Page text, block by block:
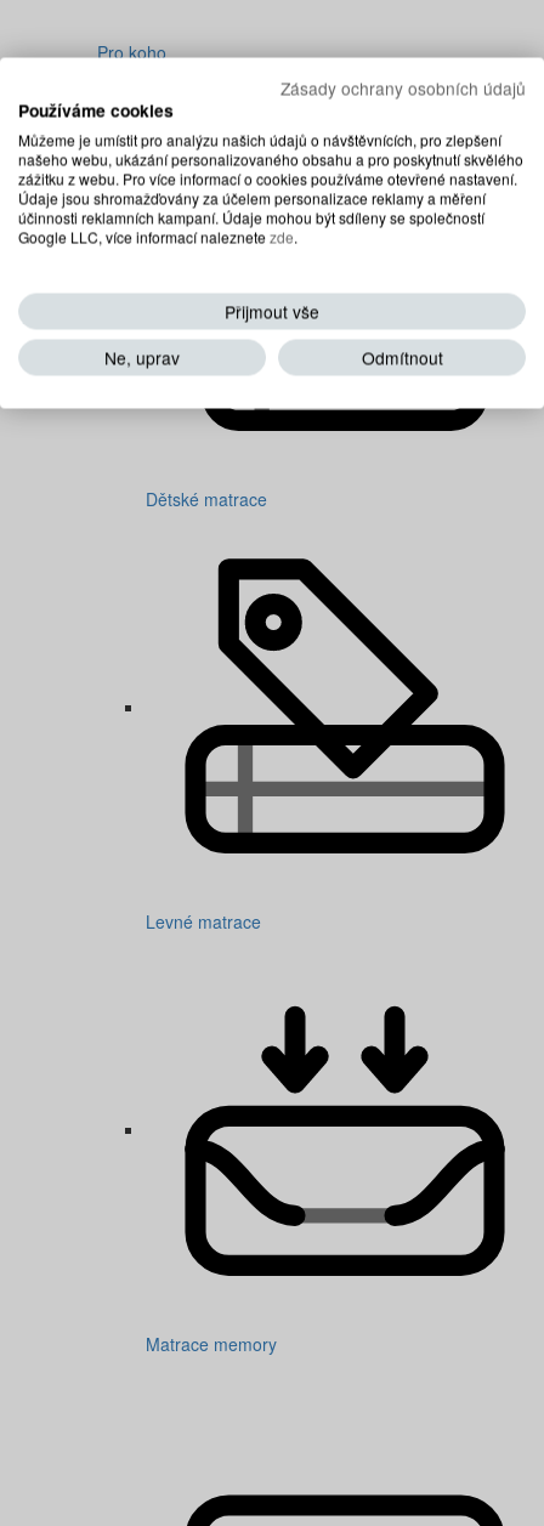
Pro koho
Dětské matrace
Levné matrace
Matrace memory
Zásady ochrany osobních údajů
Používáme cookies
Můžeme je umístit pro analýzu našich údajů o návštěvnících, pro zlepšení
našeho webu, ukázání personalizovaného obsahu a pro poskytnutí skvělého
zážitku z webu. Pro více informací o cookies používáme otevřené nastavení.
Údaje jsou shromažďovány za účelem personalizace reklamy a měření
účinnosti reklamních kampaní. Údaje mohou být sdíleny se společností
Google LLC, více informací naleznetezde.
Přijmout vše
Ne, uprav
Odmítnout